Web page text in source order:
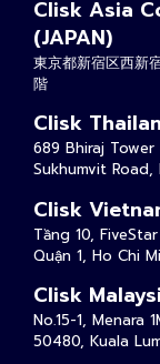
Clisk Asia
(JAPAN)
東京都新宿区西新
階
Clisk
689 Bhiraj Tower
Sukhumvit
Clisk
Tầng 10,
Quận 1, Ho Chi
Clisk
No.15-1, Menara
50480, Kuala